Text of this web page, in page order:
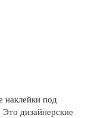
наклейки под
дизайнерские